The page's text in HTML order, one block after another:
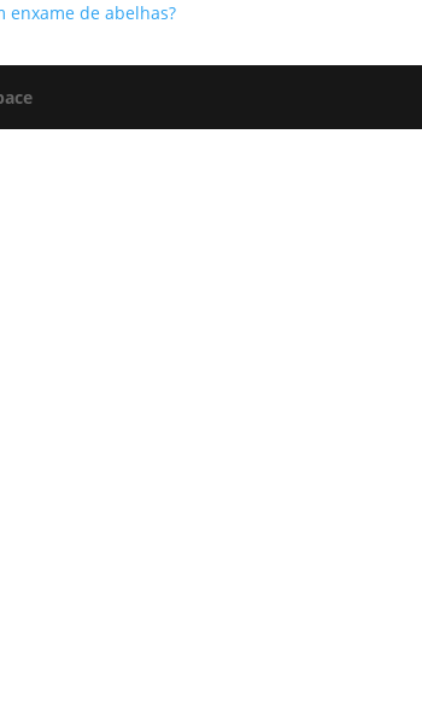
enxame de abelhas?